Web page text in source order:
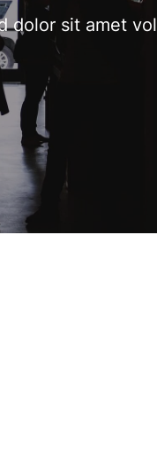
sit amet